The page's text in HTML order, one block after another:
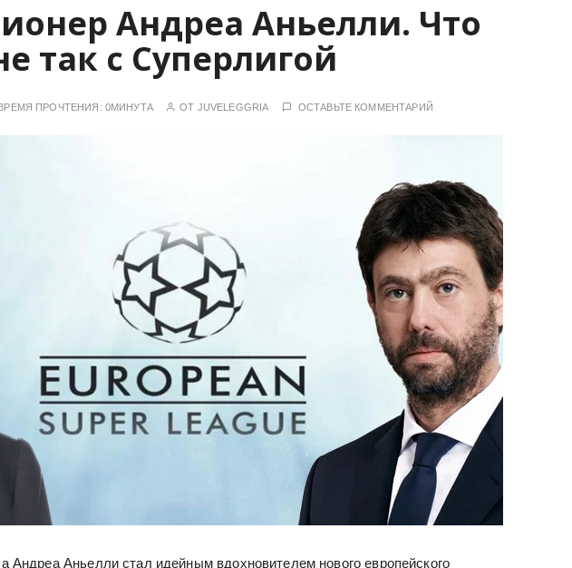
Андреа Аньелли. Что
так с Суперлигой
ПРОЧТЕНИЯ: 0МИНУТА ОТ JUVELEGGRIA ОСТАВЬТЕ КОММЕНТАРИЙ
Андреа Аньелли стал идейным вдохновителем нового европейского